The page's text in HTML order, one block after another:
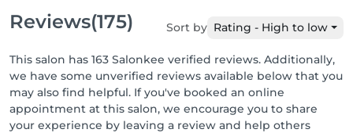
Reviews(175) Sort by Rating - High to low
This salon has 163 Salonkee verified reviews. Additionally,
we have some unverified reviews available below that you
may also find helpful. If you've booked an online
appointment at this salon, we encourage you to share
your experience by leaving a review and help others